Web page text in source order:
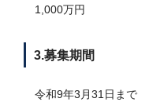
1,000万円
3.募集期間
令和9年3月31日まで